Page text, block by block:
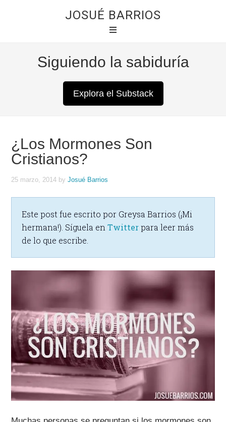
JOSUÉ BARRIOS
Siguiendo la sabiduría
Explora el Substack
¿Los Mormones Son
Cristianos?
25 marzo, 2014 byJosué Barrios
Este post fue escrito por Greysa Barrios (¡Mi
hermana!). Síguela enTwitterpara leer más
de lo que escribe.